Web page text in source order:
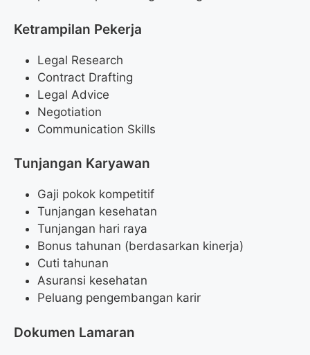
Ketrampilan Pekerja
Legal Research
Contract Drafting
Legal Advice
Negotiation
Communication Skills
Tunjangan Karyawan
Gaji pokok kompetitif
Tunjangan kesehatan
Tunjangan hari raya
Bonus tahunan (berdasarkan kinerja)
Cuti tahunan
Asuransi kesehatan
Peluang pengembangan karir
Dokumen Lamaran